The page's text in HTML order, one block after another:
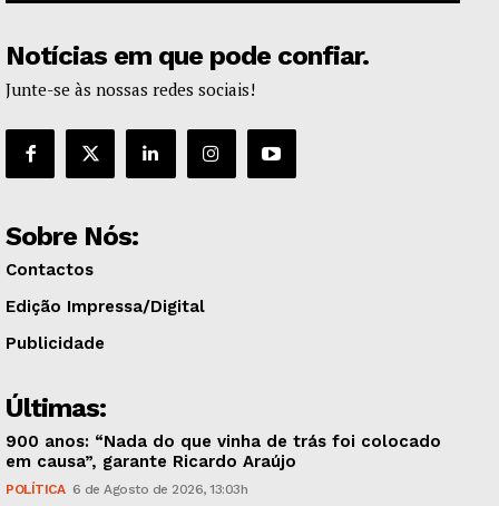
Notícias em que pode confiar.
Junte-se às nossas redes sociais!
Sobre Nós:
Contactos
Edição Impressa/Digital
Publicidade
Últimas:
900 anos: “Nada do que vinha de trás foi colocado
em causa”, garante Ricardo Araújo
POLÍTICA 6 de Agosto de 2026, 13:03h